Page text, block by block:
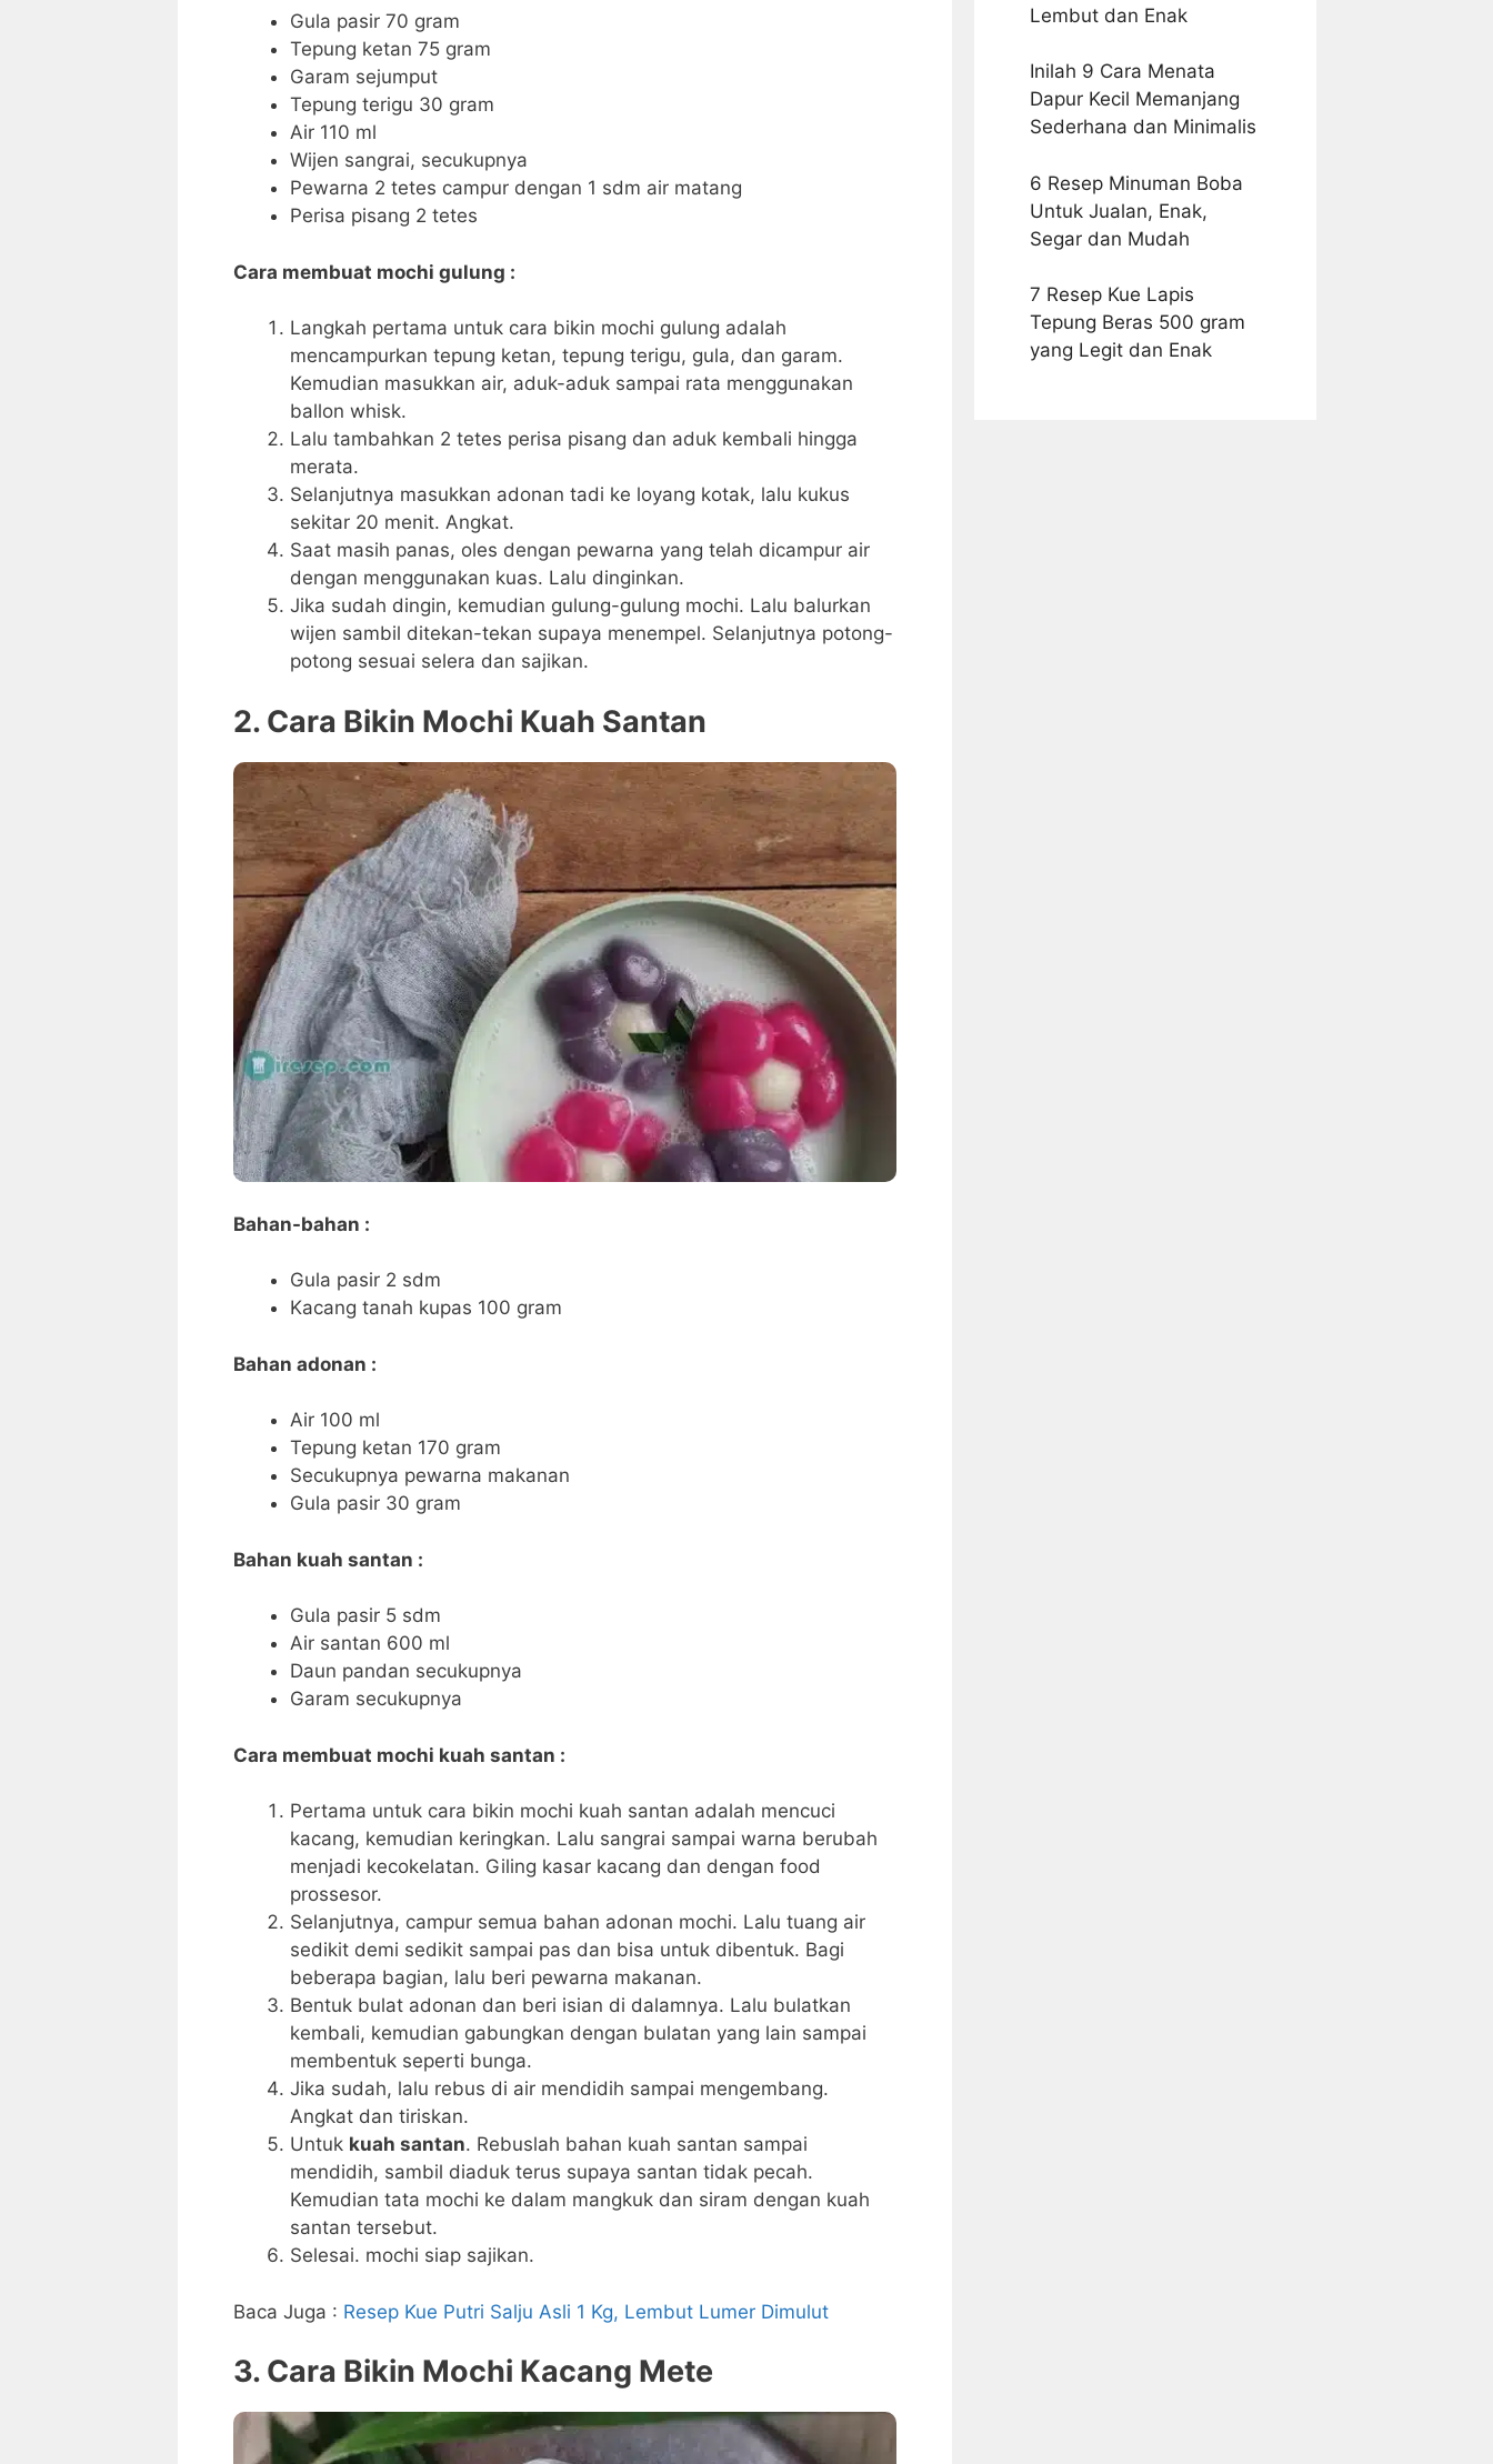
Gula pasir 70 gram
Tepung ketan 75 gram
Garam sejumput
Tepung terigu 30 gram
Air 110 ml
Wijen sangrai, secukupnya
Pewarna 2 tetes campur dengan 1 sdm air matang
Perisa pisang 2 tetes
Cara membuat mochi gulung :
Langkah pertama untuk cara bikin mochi gulung adalah
mencampurkan tepung ketan, tepung terigu, gula, dan garam.
Kemudian masukkan air, aduk-aduk sampai rata menggunakan
ballon whisk.
Lalu tambahkan 2 tetes perisa pisang dan aduk kembali hingga
merata.
Selanjutnya masukkan adonan tadi ke loyang kotak, lalu kukus
sekitar 20 menit. Angkat.
Saat masih panas, oles dengan pewarna yang telah dicampur air
dengan menggunakan kuas. Lalu dinginkan.
Jika sudah dingin, kemudian gulung-gulung mochi. Lalu balurkan
wijen sambil ditekan-tekan supaya menempel. Selanjutnya potong-
potong sesuai selera dan sajikan.
2. Cara Bikin Mochi Kuah Santan
Bahan-bahan :
Gula pasir 2 sdm
Kacang tanah kupas 100 gram
Bahan adonan :
Air 100 ml
Tepung ketan 170 gram
Secukupnya pewarna makanan
Gula pasir 30 gram
Bahan kuah santan :
Gula pasir 5 sdm
Air santan 600 ml
Daun pandan secukupnya
Garam secukupnya
Cara membuat mochi kuah santan :
Pertama untuk cara bikin mochi kuah santan adalah mencuci
kacang, kemudian keringkan. Lalu sangrai sampai warna berubah
menjadi kecokelatan. Giling kasar kacang dan dengan food
prossesor.
Selanjutnya, campur semua bahan adonan mochi. Lalu tuang air
sedikit demi sedikit sampai pas dan bisa untuk dibentuk. Bagi
beberapa bagian, lalu beri pewarna makanan.
Bentuk bulat adonan dan beri isian di dalamnya. Lalu bulatkan
kembali, kemudian gabungkan dengan bulatan yang lain sampai
membentuk seperti bunga.
Jika sudah, lalu rebus di air mendidih sampai mengembang.
Angkat dan tiriskan.
Untuk kuah santan. Rebuslah bahan kuah santan sampai
mendidih, sambil diaduk terus supaya santan tidak pecah.
Kemudian tata mochi ke dalam mangkuk dan siram dengan kuah
santan tersebut.
Selesai. mochi siap sajikan.
Baca Juga : Resep Kue Putri Salju Asli 1 Kg, Lembut Lumer Dimulut
3. Cara Bikin Mochi Kacang Mete
Lembut dan Enak
Inilah 9 Cara Menata
Dapur Kecil Memanjang
Sederhana dan Minimalis
6 Resep Minuman Boba
Untuk Jualan, Enak,
Segar dan Mudah
7 Resep Kue Lapis
Tepung Beras 500 gram
yang Legit dan Enak